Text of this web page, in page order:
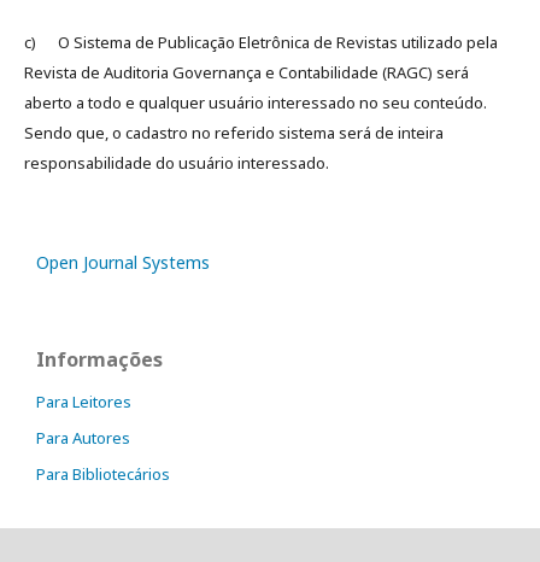
c) O Sistema de Publicação Eletrônica de Revistas utilizado pela
Revista de Auditoria Governança e Contabilidade (RAGC) será
aberto a todo e qualquer usuário interessado no seu conteúdo.
Sendo que, o cadastro no referido sistema será de inteira
responsabilidade do usuário interessado.
Open Journal Systems
Informações
Para Leitores
Para Autores
Para Bibliotecários